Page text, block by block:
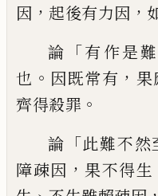
因 ， 起後有力因 ，
論 「有作是
也 。 因既常有 ， 果
齊得殺罪 。
論 「此難不然
障疎因 ， 果不得生